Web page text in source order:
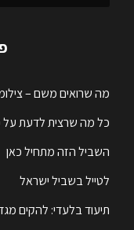
מה שרואים משם –
כל מה שרצית לדעת על
השביל הזה מתחיל כאן
לטייל בשביל ישראל
תיעוד בלעדי: להקים מגדל של 30